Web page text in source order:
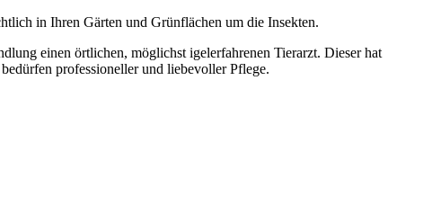
in Ihren Gärten und Grünflächen um die Insekten.
einen örtlichen, möglichst igelerfahrenen Tierarzt. Dieser hat
professioneller und liebevoller Pflege.